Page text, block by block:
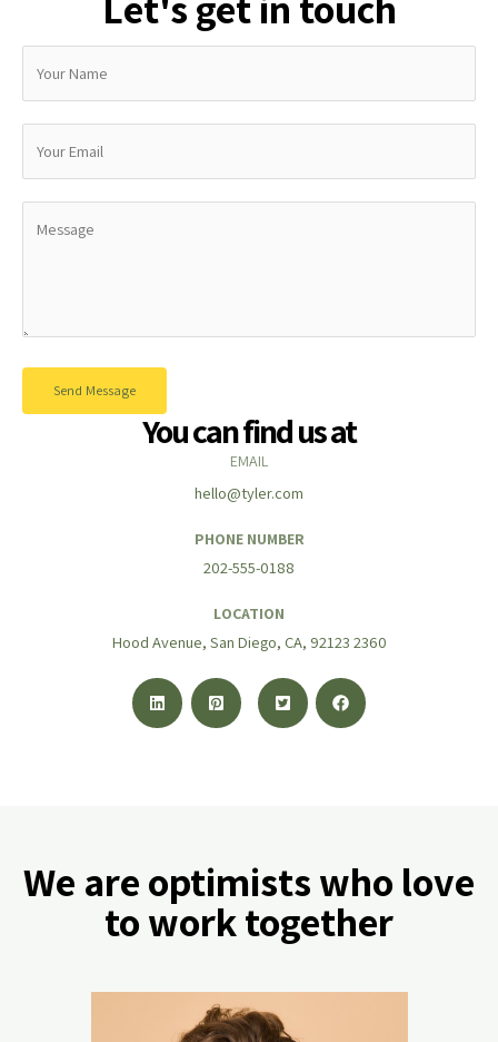
You can find us at
EMAIL
hello@tyler.com
PHONE NUMBER
202-555-0188
LOCATION
2360 Hood Avenue, San Diego, CA, 92123
Send Message
We are optimists who love
to work together